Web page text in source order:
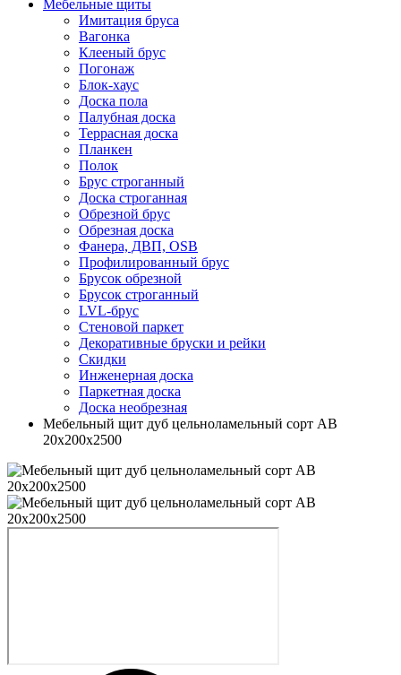
Мебельные щиты
Имитация бруса
Вагонка
Клееный брус
Погонаж
Блок-хаус
Доска пола
Палубная доска
Террасная доска
Планкен
Полок
Брус строганный
Доска строганная
Обрезной брус
Обрезная доска
Фанера, ДВП, OSB
Профилированный брус
Брусок обрезной
Брусок строганный
LVL-брус
Стеновой паркет
Декоративные бруски и рейки
Скидки
Инженерная доска
Паркетная доска
Доска необрезная
Мебельный щит дуб цельноламельный сорт АВ
20х200х2500